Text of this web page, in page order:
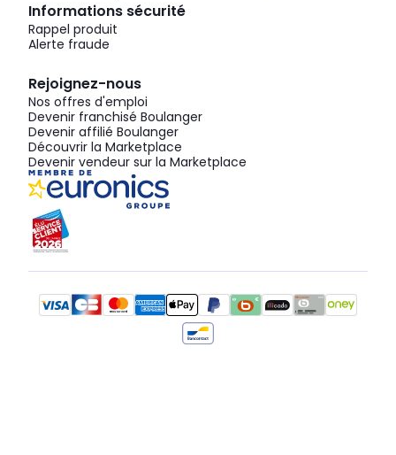
Informations sécurité
Rappel produit
Alerte fraude
Rejoignez-nous
Nos offres d'emploi
Devenir franchisé Boulanger
Devenir affilié Boulanger
Découvrir la Marketplace
Devenir vendeur sur la Marketplace